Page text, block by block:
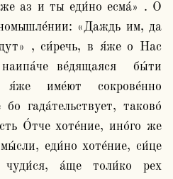
аз и ты еди́но есма́» . О
«Даждь им, да
, си́речь, в я́же о Нас
ве́дящаяся  бы́ти
име́ют сокрове́нно
гада́тельствует, таково́
О́тче хоте́ние, ино́го же
еди́но хоте́ние, си́це
а́ще толи́ко рех